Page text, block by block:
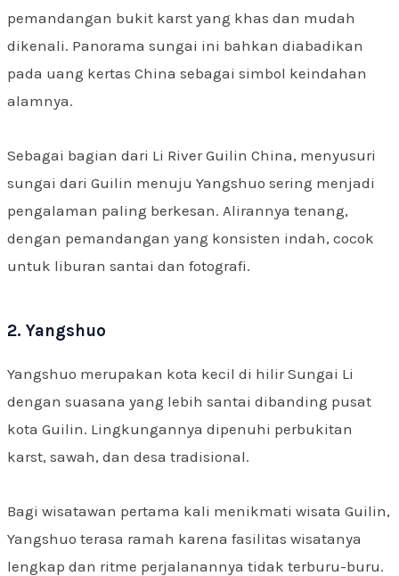
pemandangan bukit karst yang khas dan mudah
dikenali. Panorama sungai ini bahkan diabadikan
pada uang kertas China sebagai simbol keindahan
alamnya.
Sebagai bagian dari Li River Guilin China, menyusuri
sungai dari Guilin menuju Yangshuo sering menjadi
pengalaman paling berkesan. Alirannya tenang,
dengan pemandangan yang konsisten indah, cocok
untuk liburan santai dan fotografi.
2. Yangshuo
Yangshuo merupakan kota kecil di hilir Sungai Li
dengan suasana yang lebih santai dibanding pusat
kota Guilin. Lingkungannya dipenuhi perbukitan
karst, sawah, dan desa tradisional.
Bagi wisatawan pertama kali menikmati wisata Guilin,
Yangshuo terasa ramah karena fasilitas wisatanya
lengkap dan ritme perjalanannya tidak terburu-buru.